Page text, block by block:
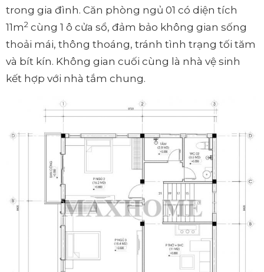
trong gia đình. Căn phòng ngủ 01 có diện tích
11m2 cùng 1 ô cửa sổ, đảm bảo không gian sống
thoải mái, thông thoáng, tránh tình trạng tối tăm
và bít kín. Không gian cuối cùng là nhà vệ sinh
kết hợp với nhà tắm chung.